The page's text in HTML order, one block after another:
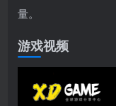
量。
游戏视频